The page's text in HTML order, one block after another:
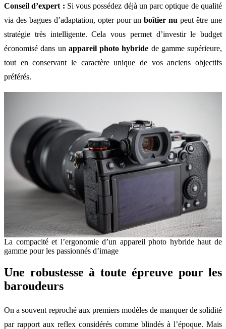
Conseil d’expert : Si vous possédez déjà un parc optique de qualité
via des bagues d’adaptation, opter pour unboîtier nu peut être une
stratégie très intelligente. Cela vous permet d’investir le budget
économisé dans un appareil photo hybride de gamme supérieure,
tout en conservant le caractère unique de vos anciens objectifs
préférés.
La compacité et l’ergonomie d’un appareil photo hybride haut de
gamme pour les passionnés d’image
Une robustesse à toute épreuve pour les
baroudeurs
On a souvent reproché aux premiers modèles de manquer de solidité
par rapport aux reflex considérés comme blindés à l’époque. Mais